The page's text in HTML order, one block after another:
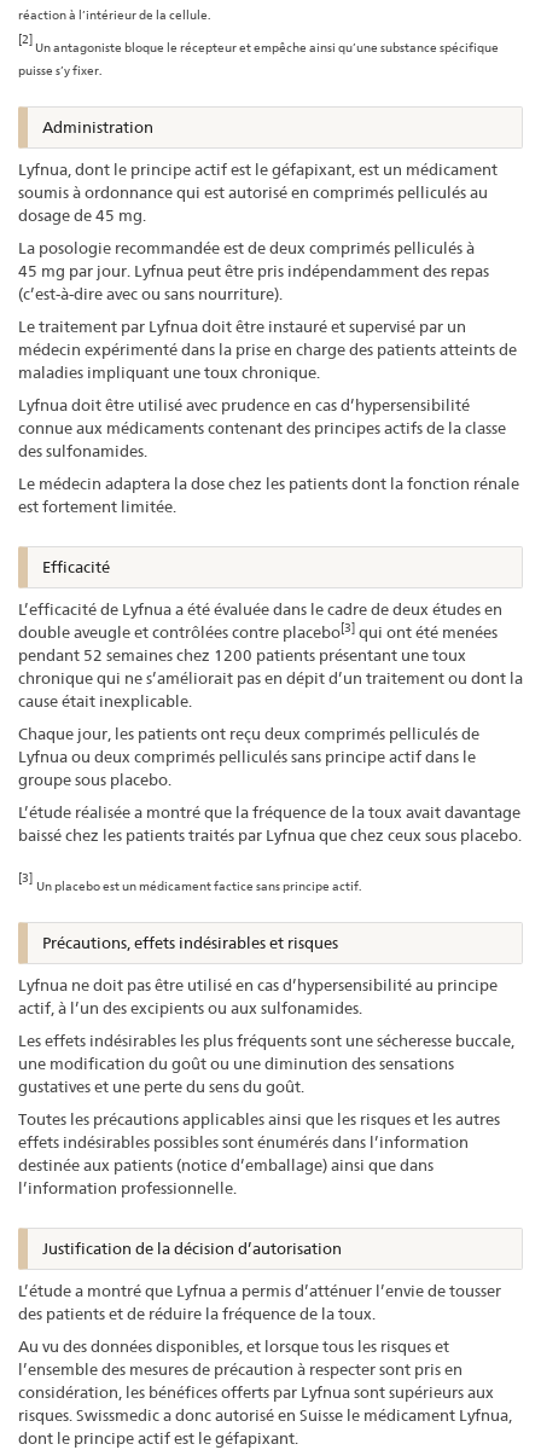
réaction à l’intérieur de la cellule.
[2]
Un antagoniste bloque le récepteur et empêche ainsi qu’une substance spécifique
puisse s’y fixer.
Administration
Lyfnua, dont le principe actif est le géfapixant, est un médicament
soumis à ordonnance qui est autorisé en comprimés pelliculés au
dosage de 45 mg.
La posologie recommandée est de deux comprimés pelliculés à
45 mg par jour. Lyfnua peut être pris indépendamment des repas
(c’est-à-dire avec ou sans nourriture).
Le traitement par Lyfnua doit être instauré et supervisé par un
médecin expérimenté dans la prise en charge des patients atteints de
maladies impliquant une toux chronique.
Lyfnua doit être utilisé avec prudence en cas d’hypersensibilité
connue aux médicaments contenant des principes actifs de la classe
des sulfonamides.
Le médecin adaptera la dose chez les patients dont la fonction rénale
est fortement limitée.
Efficacité
L’efficacité de Lyfnua a été évaluée dans le cadre de deux études en
double aveugle et contrôlées contre placebo[3] qui ont été menées
pendant 52 semaines chez 1200 patients présentant une toux
chronique qui ne s’améliorait pas en dépit d’un traitement ou dont la
cause était inexplicable.
Chaque jour, les patients ont reçu deux comprimés pelliculés de
Lyfnua ou deux comprimés pelliculés sans principe actif dans le
groupe sous placebo.
L’étude réalisée a montré que la fréquence de la toux avait davantage
baissé chez les patients traités par Lyfnua que chez ceux sous placebo.
[3]
Un placebo est un médicament factice sans principe actif.
Précautions, effets indésirables et risques
Lyfnua ne doit pas être utilisé en cas d’hypersensibilité au principe
actif, à l’un des excipients ou aux sulfonamides.
Les effets indésirables les plus fréquents sont une sécheresse buccale,
une modification du goût ou une diminution des sensations
gustatives et une perte du sens du goût.
Toutes les précautions applicables ainsi que les risques et les autres
effets indésirables possibles sont énumérés dans l’information
destinée aux patients (notice d’emballage) ainsi que dans
l’information professionnelle.
Justification de la décision d’autorisation
L’étude a montré que Lyfnua a permis d’atténuer l’envie de tousser
des patients et de réduire la fréquence de la toux.
Au vu des données disponibles, et lorsque tous les risques et
l’ensemble des mesures de précaution à respecter sont pris en
considération, les bénéfices offerts par Lyfnua sont supérieurs aux
risques. Swissmedic a donc autorisé en Suisse le médicament Lyfnua,
dont le principe actif est le géfapixant.